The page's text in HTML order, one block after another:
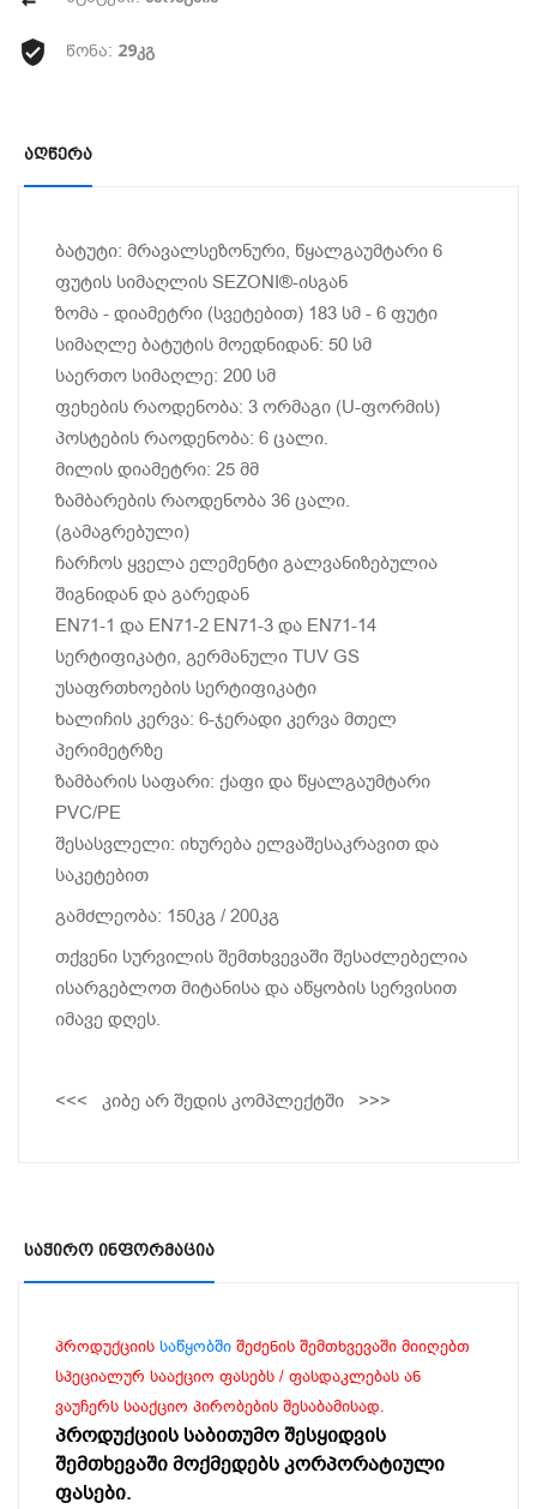
წონა: 29კგ
Აღწერა
ბატუტი: მრავალსეზონური, წყალგაუმტარი 6
ფუტის სიმაღლის SEZONI®️-ისგან
ზომა - დიამეტრი (სვეტებით) 183 სმ - 6 ფუტი
სიმაღლე ბატუტის მოედნიდან: 50 სმ
საერთო სიმაღლე: 200 სმ
ფეხების რაოდენობა: 3 ორმაგი (U-ფორმის)
პოსტების რაოდენობა: 6 ცალი.
მილის დიამეტრი: 25 მმ
ზამბარების რაოდენობა 36 ცალი.
(გამაგრებული)
ჩარჩოს ყველა ელემენტი გალვანიზებულია
შიგნიდან და გარედან
EN71-1 და EN71-2 EN71-3 და EN71-14
სერტიფიკატი, გერმანული TUV GS
უსაფრთხოების სერტიფიკატი
ხალიჩის კერვა: 6-ჯერადი კერვა მთელ
პერიმეტრზე
ზამბარის საფარი: ქაფი და წყალგაუმტარი
PVC/PE
შესასვლელი: იხურება ელვაშესაკრავით და
საკეტებით
გამძლეობა: 150კგ / 200კგ
თქვენი სურვილის შემთხვევაში შესაძლებელია
ისარგებლოთ მიტანისა და აწყობის სერვისით
იმავე დღეს.
<<< კიბე არ შედის კომპლექტში >>>
Საჭირო Ინფორმაცია
პროდუქციის საწყობში შეძენის შემთხვევაში მიიღებთ
სპეციალურ სააქციო ფასებს / ფასდაკლებას ან
ვაუჩერს სააქციო პირობების შესაბამისად.
პროდუქციის საბითუმო შესყიდვის
შემთხევაში მოქმედებს კორპორატიული
ფასები.